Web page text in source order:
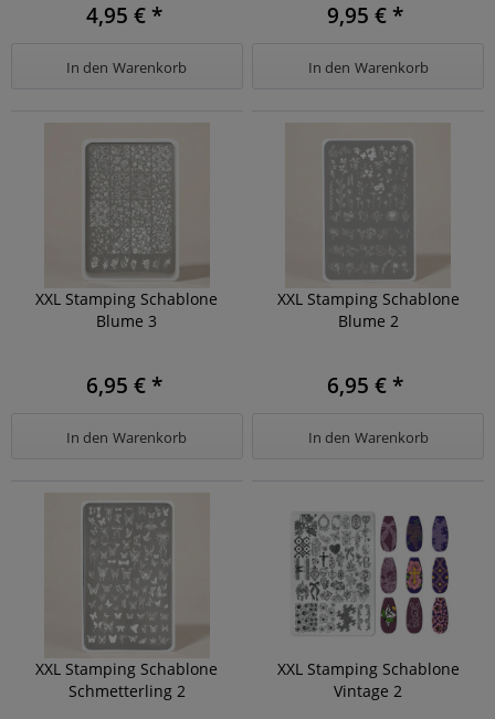
4,95 € *
In den Warenkorb
9,95 € *
In den Warenkorb
XXL Stamping Schablone
Blume 3
6,95 € *
In den Warenkorb
XXL Stamping Schablone
Blume 2
6,95 € *
In den Warenkorb
XXL Stamping Schablone
Schmetterling 2
XXL Stamping Schablone
Vintage 2